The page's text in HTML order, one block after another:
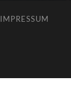
IMPRESSUM